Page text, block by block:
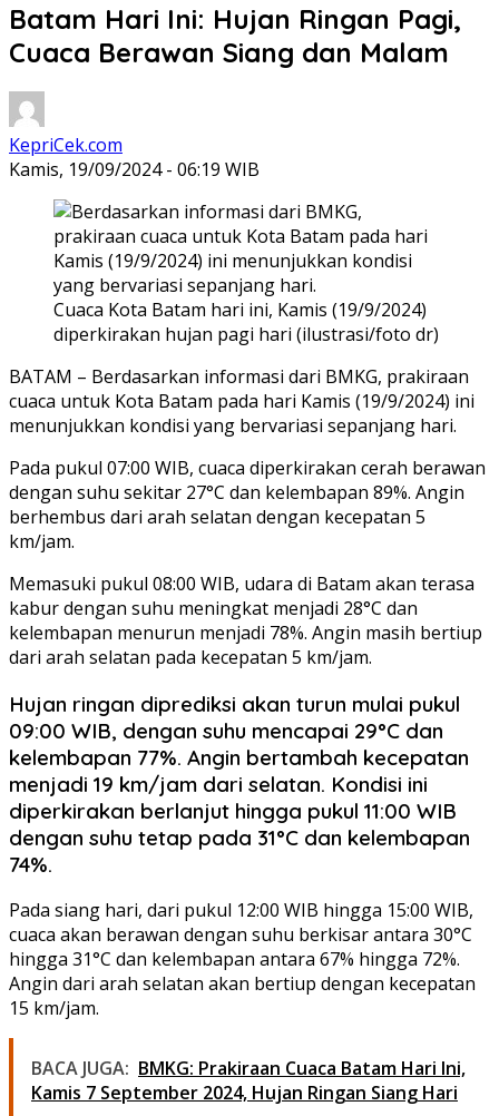
Batam Hari Ini: Hujan Ringan Pagi,
Cuaca Berawan Siang dan Malam
KepriCek.com
Kamis, 19/09/2024 - 06:19 WIB
Cuaca Kota Batam hari ini, Kamis (19/9/2024)
diperkirakan hujan pagi hari (ilustrasi/foto dr)
BATAM – Berdasarkan informasi dari BMKG, prakiraan
cuaca untuk Kota Batam pada hari Kamis (19/9/2024) ini
menunjukkan kondisi yang bervariasi sepanjang hari.
Pada pukul 07:00 WIB, cuaca diperkirakan cerah berawan
dengan suhu sekitar 27°C dan kelembapan 89%. Angin
berhembus dari arah selatan dengan kecepatan 5
km/jam.
Memasuki pukul 08:00 WIB, udara di Batam akan terasa
kabur dengan suhu meningkat menjadi 28°C dan
kelembapan menurun menjadi 78%. Angin masih bertiup
dari arah selatan pada kecepatan 5 km/jam.
Hujan ringan diprediksi akan turun mulai pukul
09:00 WIB, dengan suhu mencapai 29°C dan
kelembapan 77%. Angin bertambah kecepatan
menjadi 19 km/jam dari selatan. Kondisi ini
diperkirakan berlanjut hingga pukul 11:00 WIB
dengan suhu tetap pada 31°C dan kelembapan
74%.
Pada siang hari, dari pukul 12:00 WIB hingga 15:00 WIB,
cuaca akan berawan dengan suhu berkisar antara 30°C
hingga 31°C dan kelembapan antara 67% hingga 72%.
Angin dari arah selatan akan bertiup dengan kecepatan
15 km/jam.
BACA JUGA: BMKG: Prakiraan Cuaca Batam Hari Ini,
Kamis 7 September 2024, Hujan Ringan Siang Hari